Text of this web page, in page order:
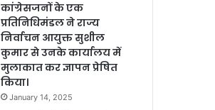
कांग्रेसजनों के एक
प्रतिनिधिमंडल ने राज्य
निर्वाचन आयुक्त सुशील
कुमार से उनके कार्यालय में
मुलाकात कर ज्ञापन प्रेषित
किया।
January 14, 2025